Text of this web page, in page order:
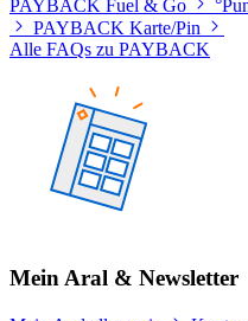
PAYBACK Fuel & Go
PAYBACK Karte/Pin
Alle FAQs zu PAYBACK
Mein Aral & Newsletter